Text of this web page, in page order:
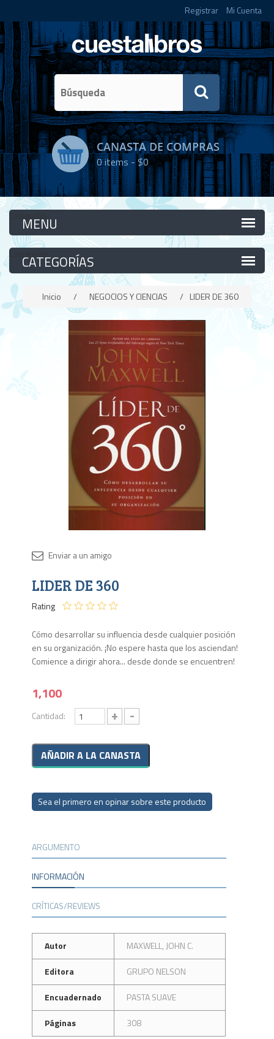
Registrar Mi Cuenta
CANASTA DE COMPRAS
0items -$0
Categorías
Categorías
Inicio / NEGOCIOS Y CIENCIAS / LIDER DE 360
LIDER DE 360
Rating
Cómo desarrollar su influencia desde cualquier posición
en su organización. ¡No espere hasta que los asciendan!
Comience a dirigir ahora... desde donde se encuentren!
1,100
Cantidad: + -
Sea el primero en opinar sobre este producto
ARGUMENTO
INFORMACIÓN
CRÍTICAS/REVIEWS
Autor
MAXWELL, JOHN C.
Editora
GRUPO NELSON
Encuadernado
PASTA SUAVE
Páginas
308